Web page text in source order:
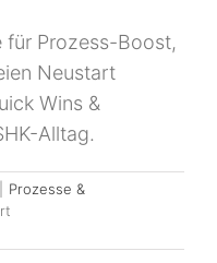
für Prozess-Boost,
Neustart
Wins &
Alltag.
Prozesse &
clever